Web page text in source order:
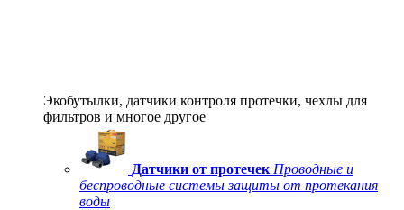
Экобутылки, датчики контроля протечки, чехлы для
фильтров и многое другое
Датчики от протечек Проводные и
беспроводные системы защиты от протекания
воды